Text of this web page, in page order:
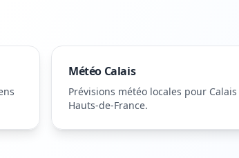
Météo Calais
Prévisions météo locales pour Calais
Hauts-de-France.